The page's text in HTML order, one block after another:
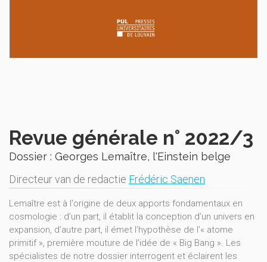
Revue générale n° 2022/3
Dossier : Georges Lemaître, l'Einstein belge
Directeur van de redactie Frédéric Saenen
Lemaître est à l'origine de deux apports fondamentaux en
cosmologie : d’un part, il établit la conception d’un univers en
expansion, d’autre part, il émet l’hypothèse de l’« atome
primitif », première mouture de l’idée de « Big Bang ». Les
spécialistes de notre dossier interrogent et éclairent les